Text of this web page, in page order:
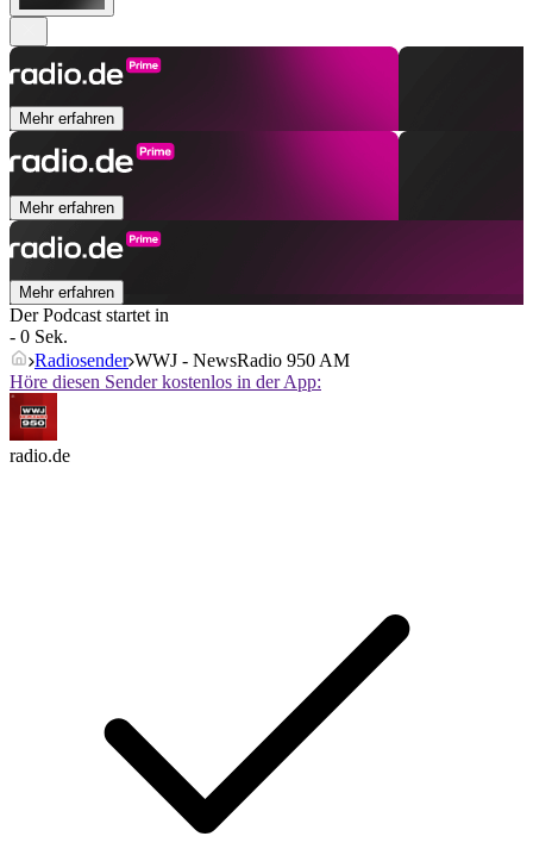
Mehr erfahren
Mehr erfahren
Mehr erfahren
Der Podcast startet in
- 0 Sek.
Radiosender WWJ - NewsRadio 950 AM
Höre diesen Sender kostenlos in der App:
radio.de